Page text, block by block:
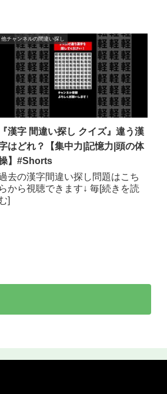
他チャンネルの間違い探し
『漢字 間違い探し クイズ』違う漢
はどれ？【集中力|記憶力|頭の体
】#Shorts
去の漢字間違い探し問題はこち
らから視聴できます↓ 毎[続きを読
]